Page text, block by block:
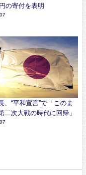
の寄付を表明
、“平和宣言”で「このま
二次大戦の時代に回帰」